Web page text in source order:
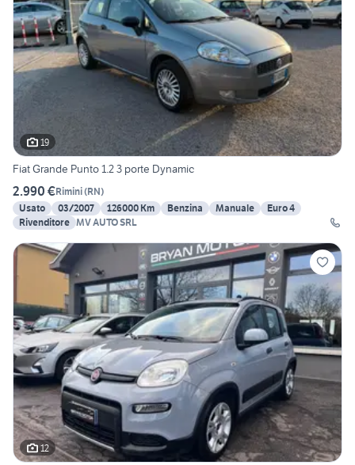
19
Fiat Grande Punto 1.2 3 porte Dynamic
2.990 €Rimini(RN)
Usato
03/2007 126000 Km Benzina Manuale
Euro 4
Rivenditore MV AUTO SRL
12